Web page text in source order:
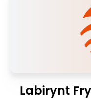
Labirynt